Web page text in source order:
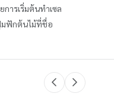
ารเริ่มต้นทำเซล
มฟักต้นไม้ที่ชื่อ